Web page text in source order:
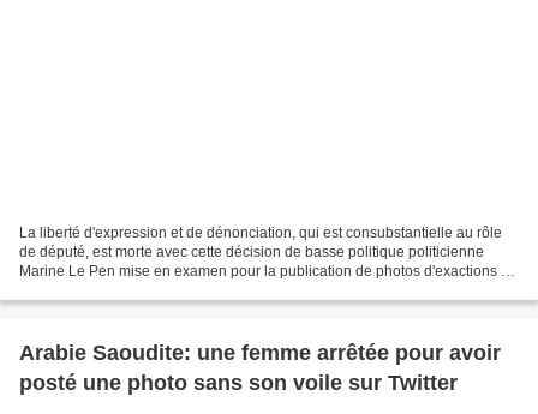
La liberté d'expression et de dénonciation, qui est consubstantielle au rôle
de député, est morte avec cette décision de basse politique politicienne
Marine Le Pen mise en examen pour la publication de photos d'exactions de
Arabie Saoudite: une femme arrêtée pour avoir
posté une photo sans son voile sur Twitter